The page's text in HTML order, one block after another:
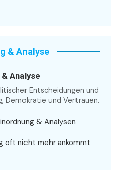
& Analyse
Analyse
Entscheidungen und
Demokratie und Vertrauen.
& Analysen
oft nicht mehr ankommt